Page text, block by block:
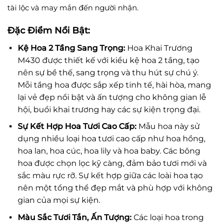
tài lộc và may mắn đến người nhận.
Đặc Điểm Nổi Bật:
Kệ Hoa 2 Tầng Sang Trọng:Hoa Khai Trương
M430 được thiết kế với kiểu kệ hoa 2 tầng, tạo
nên sự bề thế, sang trọng và thu hút sự chú ý.
Mỗi tầng hoa được sắp xếp tinh tế, hài hòa, mang
lại vẻ đẹp nổi bật và ấn tượng cho không gian lễ
hội, buổi khai trương hay các sự kiện trọng đại.
Sự Kết Hợp Hoa Tươi Cao Cấp:Mẫu hoa này sử
dụng nhiều loại hoa tươi cao cấp như hoa hồng,
hoa lan, hoa cúc, hoa lily và hoa baby. Các bông
hoa được chọn lọc kỹ càng, đảm bảo tươi mới và
sắc màu rực rỡ. Sự kết hợp giữa các loài hoa tạo
nên một tổng thể đẹp mắt và phù hợp với không
gian của mọi sự kiện.
Màu Sắc Tươi Tắn, Ấn Tượng:Các loại hoa trong